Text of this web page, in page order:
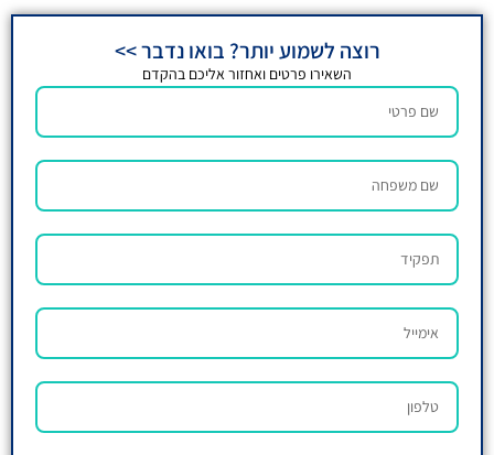
לשמוע יותר? בואו נדבר >>
השאירו פרטים ואחזור אליכם בהקדם